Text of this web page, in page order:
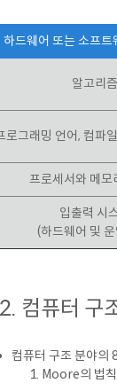
하드웨어 또는 소프트
알고리즘
로그래밍 언어, 컴파
프로세서와 메모
입출력 시
(하드웨어 및
컴퓨터 구
컴퓨터 구조 분야의
Moore의 법칙